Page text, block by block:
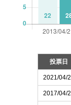
投票日
2021/04/
2017/04/